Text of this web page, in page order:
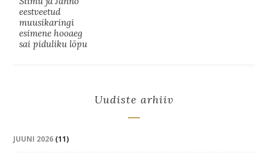
eestveetud
muusikaringi
esimene hooaeg
sai piduliku lõpu
Uudiste arhiiv
JUUNI 2026 (11)